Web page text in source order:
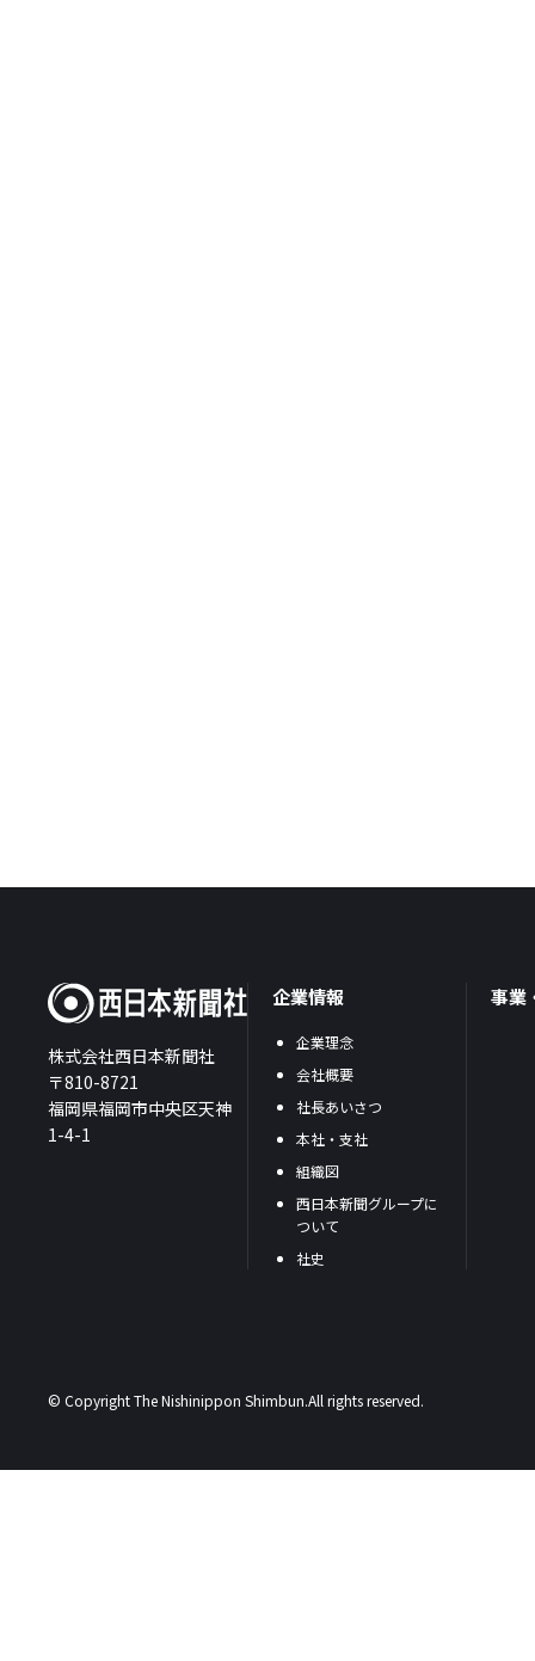
株式会社西日本新聞社
〒810-8721
福岡県福岡市中央区天神
1-4-1
企業情報
企業理念
会社概要
社長あいさつ
本社・支社
組織図
西日本新聞グループに
ついて
社史
事業
© Copyright The Nishinippon Shimbun.All rights reserved.